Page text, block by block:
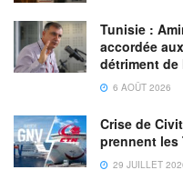
à six disciplines
Publicité, Engagement
publiques et
Ogilvy est une société
WWPGY). Pour
Tunisie :
accordée
détriment
6 AOÛT 2026
Crise de
prennent les
29 JUILLET